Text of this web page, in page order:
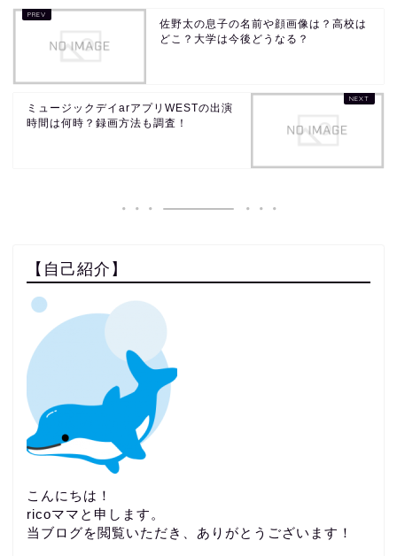
佐野太の息子の名前や顔画像は？高校は
どこ？大学は今後どうなる？
ミュージックデイarアプリWESTの出演
時間は何時？録画方法も調査！
【自己紹介】
こんにちは！
ricoママと申します。
当ブログを閲覧いただき、ありがとうございます！